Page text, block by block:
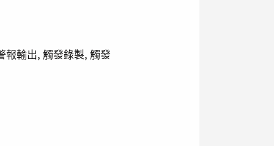
報輸出, 觸發錄製, 觸發